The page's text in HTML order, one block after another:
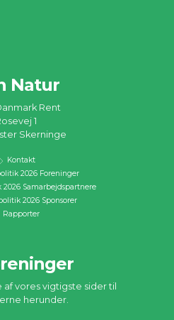
Natur
Rent
1
Skerninge
Kontakt
2026 Foreninger
Samarbejdspartnere
2026 Sponsorer
Rapporter
af vores vigtigste sider til
herunder.